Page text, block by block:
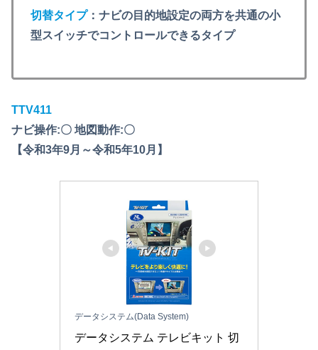
切替タイプ：ナビの目的地設定の両方を共通の小
型スイッチでコントロールできるタイプ
TTV411
ナビ操作:〇 地図動作:〇
【令和3年9月～令和5年10月】
データシステム(Data System)
データシステム テレビキット 切